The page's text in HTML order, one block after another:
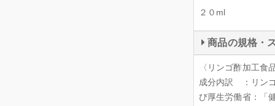
２０ml
商品の規格・
〈リンゴ酢加工
成分内訳 ：リン
び厚生労働省：「